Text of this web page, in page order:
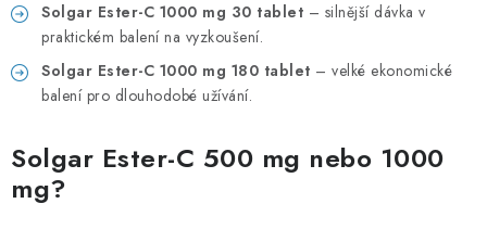
Solgar Ester-C 1000 mg 30 tablet – silnější dávka v
praktickém balení na vyzkoušení.
Solgar Ester-C 1000 mg 180 tablet – velké ekonomické
balení pro dlouhodobé užívání.
Solgar Ester-C 500 mg nebo 1000
mg?